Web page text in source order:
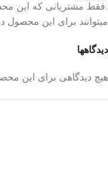
دیدگاهها
هیچ دیدگاهی برای این
.فقط مشتریانی که این
میتوانند برای این محصول